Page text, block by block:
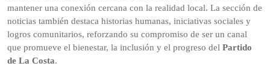
mantener una conexión cercana con la realidad local. La sección de
noticias también destaca historias humanas, iniciativas sociales y
logros comunitarios, reforzando su compromiso de ser un canal
que promueve el bienestar, la inclusión y el progreso del Partido
de La Costa.